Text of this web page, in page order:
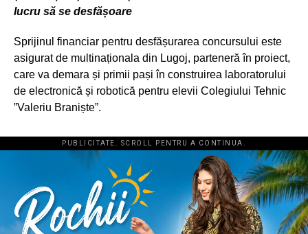
lucru să se desfășoare
Sprijinul financiar pentru desfășurarea concursului este
asigurat de multinaționala din Lugoj, parteneră în proiect,
care va demara și primii pași în construirea laboratorului
de electronică și robotică pentru elevii Colegiului Tehnic
”Valeriu Braniște”.
PUBLICITATE. SCROLL PENTRU A CONTINUA.